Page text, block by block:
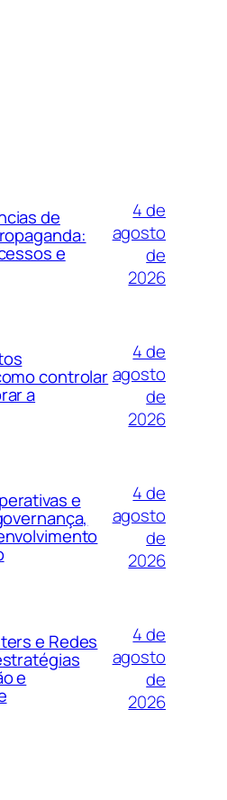
de
e
4 de
agosto
de
2026
controlar
a
4 de
agosto
de
2026
e
4 de
agosto
de
2026
e Redes
e
4 de
agosto
de
2026